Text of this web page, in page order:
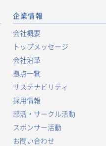
企業情報
会社概要
トップメッセージ
会社沿革
拠点一覧
サステナビリティ
採用情報
部活・サークル活動
スポンサー活動
お問い合わせ